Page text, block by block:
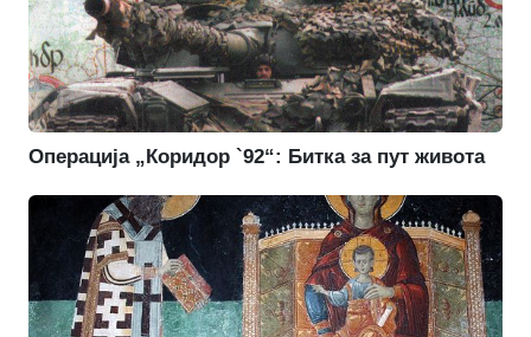
Операција „Коридор `92“: Битка за пут живота